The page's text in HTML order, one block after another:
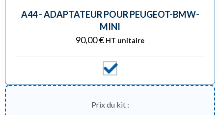
A44 - ADAPTATEUR POUR PEUGEOT-BMW-
MINI
90,00€ HT unitaire
Prix du kit :